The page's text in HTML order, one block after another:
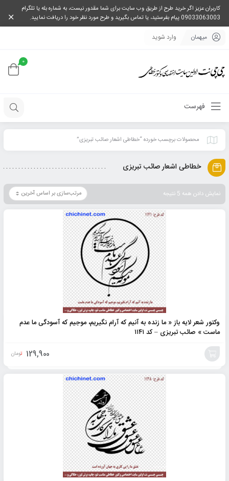
کاربران عزیز اگر خرید طرح از طریق وب سایت برای شما مقدور نیست، به شماره بله یا تلگرام
09033063003 پیام بفرستید، یا تماس بگیرید و طرح مورد نظر خود را دریافت نمایید.
میهمان وارد شوید
0
فهرست
محصولات برچسب خورده “خطاطی اشعار صائب تبریزی”
خطاطی اشعار صائب تبریزی
نمایش دادن همه 5 نتیجه
وکتور شعر لایه باز « ما زنده به آنیم که آرام نگیریم، موجیم که آسودگی ما عدم
ماست » صائب تبریزی – کد ۱۱۴۱
129,900 تومان